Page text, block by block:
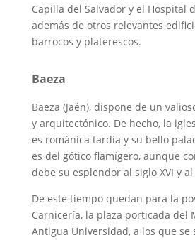
Capilla del Salvador y el Hospital
además de otros relevantes
barrocos y platerescos.
Baeza
Baeza (Jaén), dispone de un
y arquitectónico. De hecho, la
es románica tardía y su bello
es del gótico flamígero, aunque
debe su esplendor al siglo XVI y
De este tiempo quedan para la
Carnicería, la plaza porticada del
Antigua Universidad, a los que se